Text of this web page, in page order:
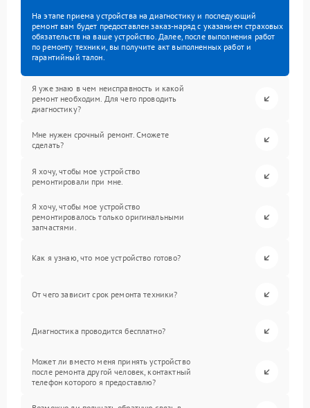
На этапе приема устройства на диагностику и последующий
ремонт вам будет предоставлен заказ-наряд с указанием страховых
обязательств на ваше устройство. Далее, после выполнения работ
по ремонту техники, вы получите акт выполненных работ и
гарантийный талон.
Я уже знаю в чем неисправность и какой
ремонт необходим. Для чего проводить
диагностику?
Мне нужен срочный ремонт. Сможете
сделать?
Я хочу, чтобы мое устройство
ремонтировали при мне.
Я хочу, чтобы мое устройство
ремонтировалось только оригинальными
запчастями.
Как я узнаю, что мое устройство готово?
От чего зависит срок ремонта техники?
Диагностика проводится бесплатно?
Может ли вместо меня принять устройство
после ремонта другой человек, контактный
телефон которого я предоставлю?